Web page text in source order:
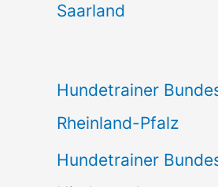
Saarland
Hundetrainer
Rheinland-Pfalz
Hundetrainer